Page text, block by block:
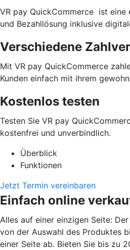
VR pay QuickCommerce ist eine
und Bezahllösung inklusive
Verschiedene
Mit VR pay QuickCommerce
Kunden einfach mit ihrem
Kostenlos testen
Testen Sie VR pay
kostenfrei und unverbindlich.
Überblick
Funktionen
Jetzt Termin vereinbaren
Einfach online
Alles auf einer einzigen Seite:
von der Auswahl des Produktes
einer Seite ab. Bieten Sie bis zu